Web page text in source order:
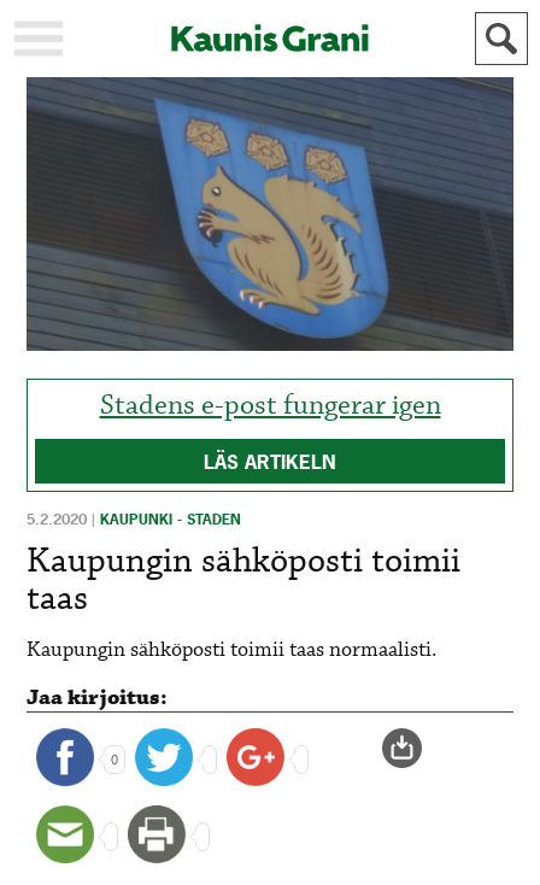
KAUPUNKI
STADEN
AKTUELLT
IDROTT
KULTUR
HISTORIA
HISTORIA
YLEINEN
ALLMÄN
MAINOSTAJILLE
FÖR
ANNONSÖRER
Stadens e-post fungerar igen
LÄS ARTIKELN
5.2.2020 |KAUPUNKI - STADEN
Kaupungin sähköposti toimii
taas
Kaupungin sähköposti toimii taas normaalisti.
Jaa kirjoitus:
0